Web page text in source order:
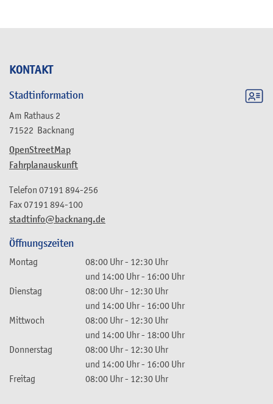
KONTAKT
Stadtinformation
Am Rathaus 2
71522 Backnang
OpenStreetMap
Fahrplanauskunft
stadtinfo@backnang.de
Telefon 07191 894-256
Fax07191 894-100
Öffnungszeiten
Montag 08:00 Uhr- 12:30 Uhr
und 14:00 Uhr- 16:00 Uhr
Dienstag
08:00 Uhr- 12:30 Uhr
und 14:00 Uhr- 16:00 Uhr
Mittwoch
08:00 Uhr- 12:30 Uhr
und 14:00 Uhr- 18:00 Uhr
Donnerstag
08:00 Uhr- 12:30 Uhr
und 14:00 Uhr- 16:00 Uhr
Freitag
08:00 Uhr- 12:30 Uhr